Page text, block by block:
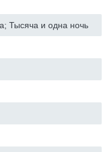
Тысяча и одна ночь